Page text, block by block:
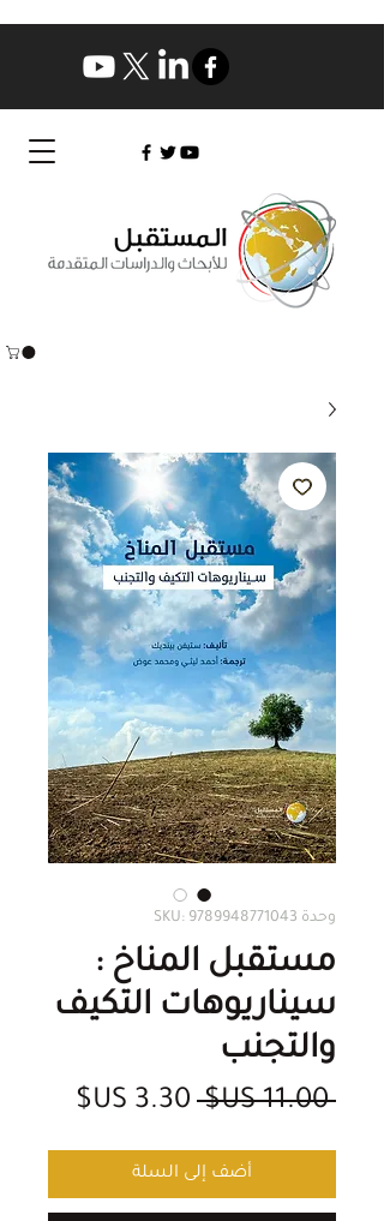
وحدة SKU: 9789948771043
مستقبل المناخ :
سيناريوهات التكيف
والتجنب
‏11.00 US$
سعر
أضف إلى السلة